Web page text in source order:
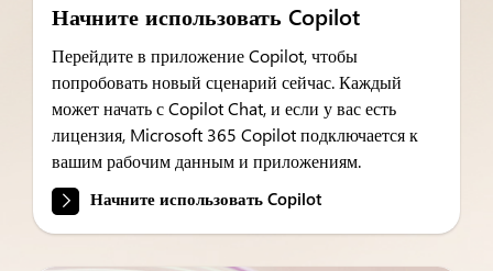
Начните использовать Copilot
Перейдите в приложение Copilot, чтобы
попробовать новый сценарий сейчас. Каждый
может начать с Copilot Chat, и если у вас есть
лицензия, Microsoft 365 Copilot подключается к
вашим рабочим данным и приложениям.
Начните использовать Copilot